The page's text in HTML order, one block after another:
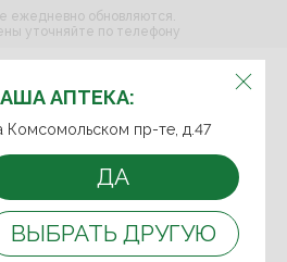
ВЫБЕРИТЕ АПТЕКУ:
м.Спортивная
д. 47
АПТЕКА:
Комсомольском пр-те, д.47
ДА
ВЫБРАТЬ ДРУГУЮ
ежедневно обновляются.
уточняйте по телефону